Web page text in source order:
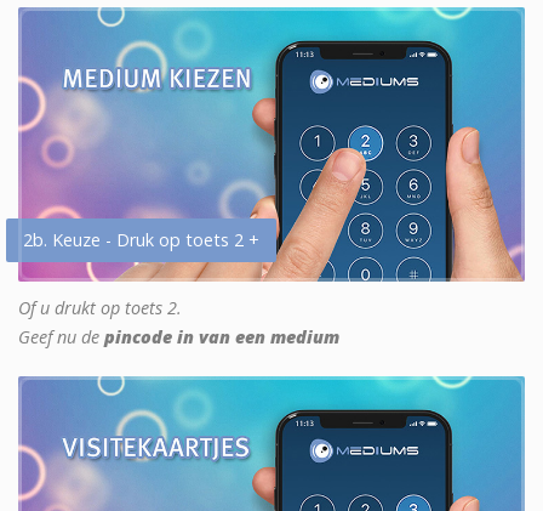
2b. Keuze - Druk op toets 2 +
Of u drukt op toets 2.
Geef nu de pincode in van een medium